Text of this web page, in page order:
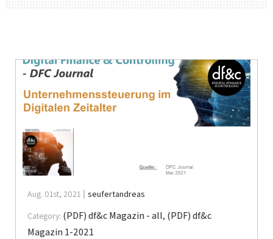
Aug. 01st, 2021
seufertandreas
Category: (PDF) df&c Magazin - all, (PDF) df&c
Magazin 1-2021